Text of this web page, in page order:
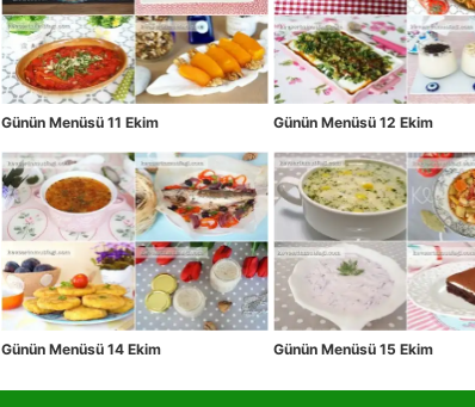
Günün Menüsü 11 Ekim Günün Menüsü 12 Ekim
Günün Menüsü 14 Ekim Günün Menüsü 15 Ekim